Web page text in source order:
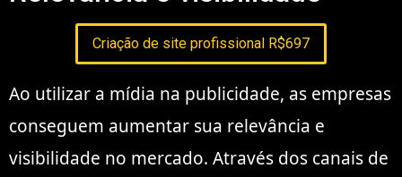
Criação de site profissional R$697
Ao utilizar a mídia na publicidade, as empresas
conseguem aumentar sua relevância e
visibilidade no mercado. Através dos canais de